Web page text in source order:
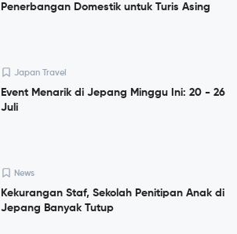
Penerbangan Domestik untuk Turis Asing
Japan Travel
Event Menarik di Jepang Minggu Ini: 20 - 26
Juli
News
Kekurangan Staf, Sekolah Penitipan Anak di
Jepang Banyak Tutup